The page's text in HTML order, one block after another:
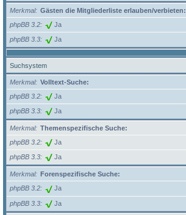
Merkmal
Gästen die Mitgliederliste erlauben/verbieten:
phpBB 3.2
Ja
phpBB 3.3 Ja
Suchsystem
Merkmal
Volltext-Suche:
phpBB 3.2
Ja
phpBB 3.3 Ja
Merkmal
Themenspezifische Suche:
phpBB 3.2
Ja
phpBB 3.3 Ja
Merkmal
Forenspezifische Suche:
phpBB 3.2
Ja
phpBB 3.3 Ja